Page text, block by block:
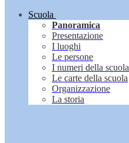
Scuola
Panoramica
Presentazione
I luoghi
Le persone
I numeri della scuola
Le carte della scuola
Organizzazione
La storia